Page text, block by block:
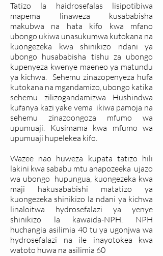
Tatizo la haidrosefalas lisipotibiwa
mapema linaweza kusababisha
makubwa na hata kifo kwa mfano
ubongo ukiwa unasukumwa kutokana na
kuongezeka kwa shinikizo ndani ya
ubongo husababisha tishu za ubongo
kupenyeza kwenye maeneo ya matundu
ya kichwa. Sehemu zinazopenyeza hufa
kutokana na mgandamizo, ubongo katika
sehemu zilizogandamizwa Hushindwa
kufanya kazi yake vema ikiwa pamoja na
sehemu zinazoongoza mfumo wa
upumuaji. Kusimama kwa mfumo wa
upumuaji hupelekea kifo.
Wazee nao huweza kupata tatizo hili
lakini kwa sababu mtu anapozeeka ujazo
wa ubongo hupungua, kuongezeka kwa
maji hakusababishi matatizo ya
kuongezeka shinikizo la ndani ya kichwa
linaloitwa hydrosefalazi ya yenye
shinikizo la kawaida-NPH. NPH
huchangia asilimia 40 tu ya ugonjwa wa
hydrosefalazi na ile inayotokea kwa
watoto huwa na asilimia 60